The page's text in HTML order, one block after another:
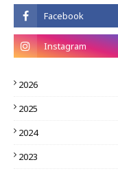
2026
2025
2024
2023